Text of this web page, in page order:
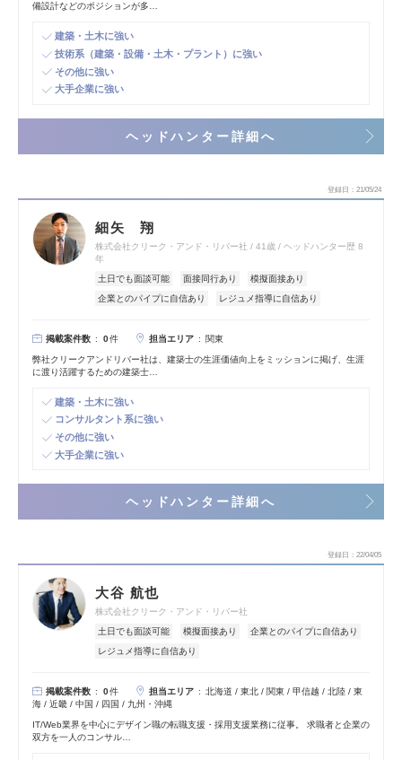
備設計などのポジションが多…
建築・土木に強い
技術系（建築・設備・土木・プラント）に強い
その他に強い
大手企業に強い
ヘッドハンター詳細へ
登録日 21/05/24
細矢 翔
株式会社クリーク・アンド・リバー社 41歳
ヘッドハンター歴 8
年
土日でも面談可能
面接同行あり
模擬面接あり
企業とのパイプに自信あり
レジュメ指導に自信あり
掲載案件数 0件 担当エリア 関東
弊社クリークアンドリバー社は、建築士の生涯価値向上をミッションに掲げ、生涯
に渡り活躍するための建築士…
建築・土木に強い
コンサルタント系に強い
その他に強い
大手企業に強い
ヘッドハンター詳細へ
登録日 22/04/05
大谷 航也
株式会社クリーク・アンド・リバー社
土日でも面談可能
模擬面接あり
企業とのパイプに自信あり
レジュメ指導に自信あり
掲載案件数 0件 担当エリア
北海道 / 東北 / 関東 / 甲信越 / 北陸 / 東
海 / 近畿 / 中国 / 四国 / 九州・沖縄
IT/Web業界を中心にデザイン職の転職支援・採用支援業務に従事。 求職者と企業の
双方を一人のコンサル…